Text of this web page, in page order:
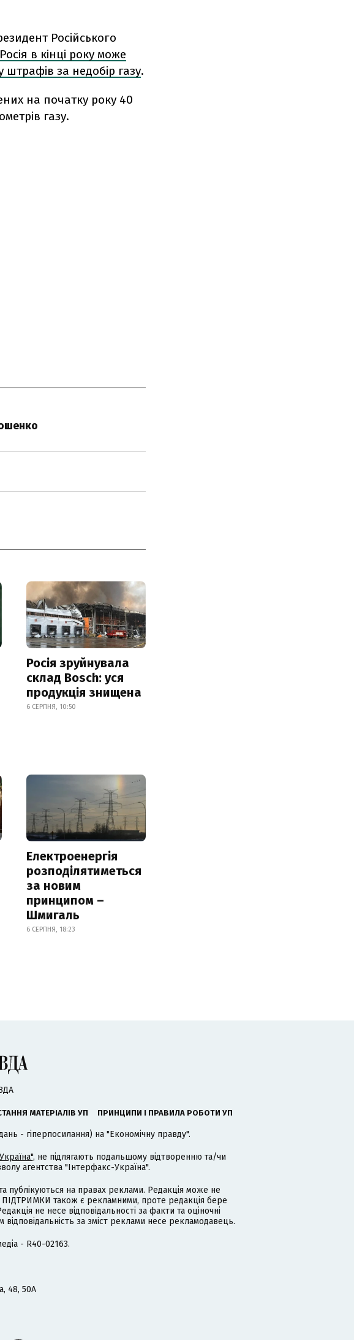
Російського
Росія в кінці року може
за недобір газу.
на початку року 40
газу.
Росія зруйнувала
склад Bosch: уся
продукція знищена
6 СЕРПНЯ, 10:50
Електроенергія
розподілятиметься
за новим
принципом –
Шмигаль
6 СЕРПНЯ, 18:23
МАТЕРІАЛІВ УП ПРИНЦИПИ І ПРАВИЛА РОБОТИ УП
- гіперпосилання) на "Економічну правду".
, не підлягають подальшому відтворенню та/чи
агентства "Інтерфакс-Україна".
на правах реклами. Редакція може не
також є рекламними, проте редакція бере
не несе відповідальності за факти та оціночні
за зміст реклами несе рекламодавець.
- R40-02163.
48, 50А